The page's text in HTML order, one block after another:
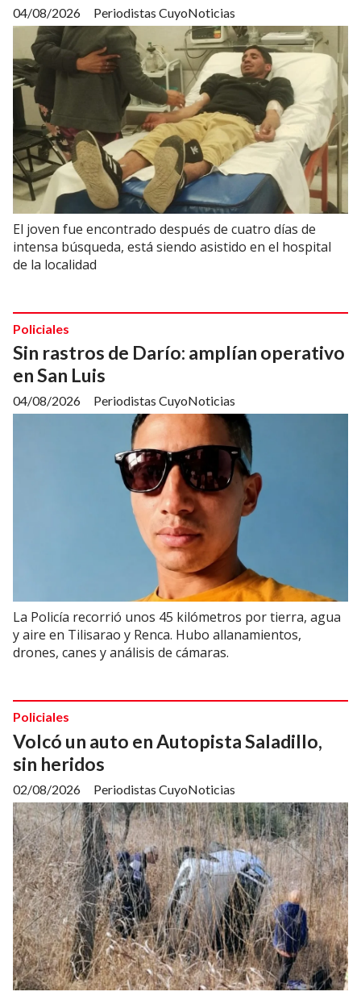
Periodistas CuyoNoticias
04/08/2026
El joven fue encontrado después de cuatro días de
intensa búsqueda, está siendo asistido en el hospital
de la localidad
Sin rastros de Darío: amplían operativo
en San Luis
Periodistas CuyoNoticias
Policiales
04/08/2026
La Policía recorrió unos 45 kilómetros por tierra, agua
y aire en Tilisarao y Renca. Hubo allanamientos,
drones, canes y análisis de cámaras.
Volcó un auto en Autopista Saladillo,
sin heridos
Periodistas CuyoNoticias
Policiales
02/08/2026